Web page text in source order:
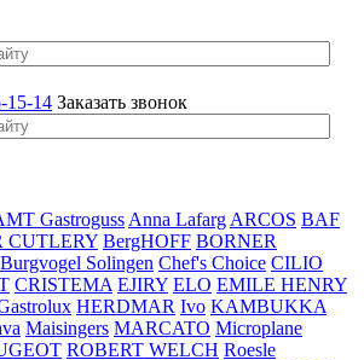
15-14 Заказать звонок
Gastroguss Anna Lafarg ARCOS BAF
CUTLERY BergHOFF BORNER
Burgvogel Solingen Chef's Choice CILIO
CRISTEMA EJIRY ELO EMILE HENRY
HERDMAR Ivo KAMBUKKA
Maisingers MARCATO Microplane
ROBERT WELCH Roesle